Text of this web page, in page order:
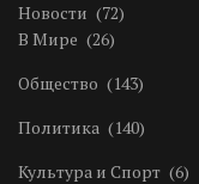
Новости (72)
В Мире (26)
Общество (143)
Политика (140)
Культура и Спорт (6)